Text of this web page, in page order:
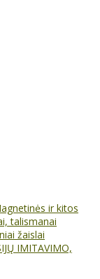
ir kitos
talismanai
žaislai
IMITAVIMO,